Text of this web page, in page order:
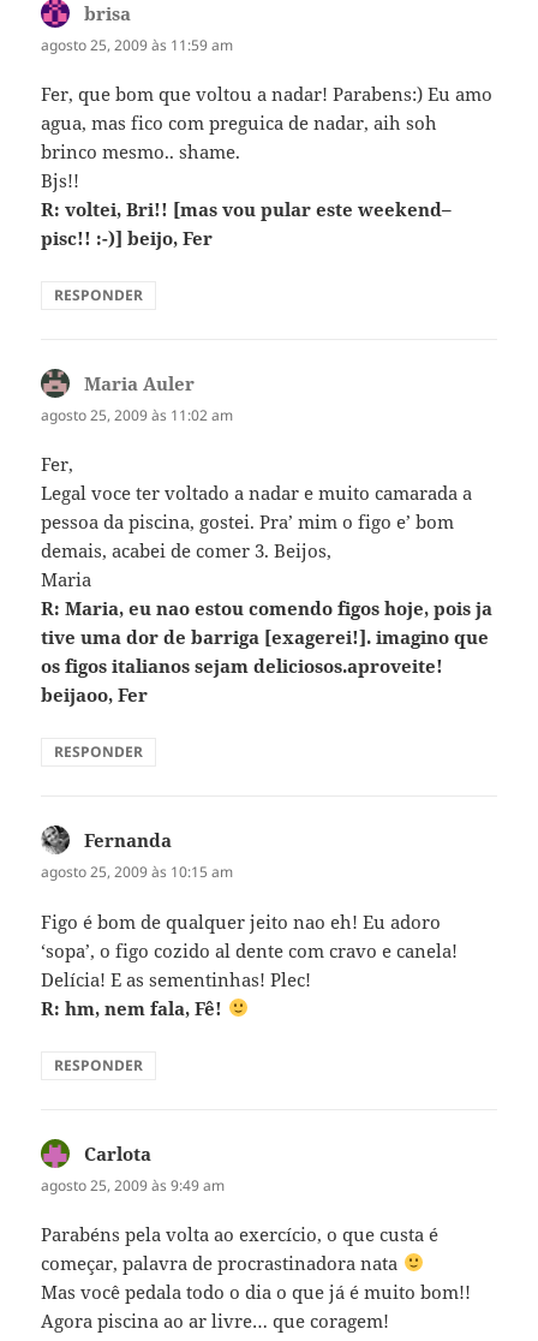
brisa
agosto 25, 2009 às 11:59 am
Fer, que bom que voltou a nadar! Parabens:) Eu amo
agua, mas fico com preguica de nadar, aih soh
brinco mesmo.. shame.
Bjs!!
R: voltei, Bri!! [mas vou pular este weekend–
pisc!! :-)] beijo, Fer
RESPONDER
Maria Auler
agosto 25, 2009 às 11:02 am
Fer,
Legal voce ter voltado a nadar e muito camarada a
pessoa da piscina, gostei. Pra’ mim o figo e’ bom
demais, acabei de comer 3. Beijos,
Maria
R: Maria, eu nao estou comendo figos hoje, pois ja
tive uma dor de barriga [exagerei!]. imagino que
os figos italianos sejam deliciosos.aproveite!
beijaoo, Fer
RESPONDER
Fernanda
agosto 25, 2009 às 10:15 am
Figo é bom de qualquer jeito nao eh! Eu adoro
‘sopa’, o figo cozido al dente com cravo e canela!
Delícia! E as sementinhas! Plec!
R: hm, nem fala, Fê!
RESPONDER
Carlota
agosto 25, 2009 às 9:49 am
Parabéns pela volta ao exercício, o que custa é
começar, palavra de procrastinadora nata
Mas você pedala todo o dia o que já é muito bom!!
Agora piscina ao ar livre… que coragem!